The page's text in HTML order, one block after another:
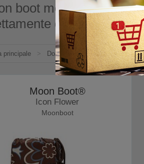
boot moda misura 35
dall'Italia
principale > Doposci > Moon Boot moda
Moon Boot®
Icon Flower
Moonboot